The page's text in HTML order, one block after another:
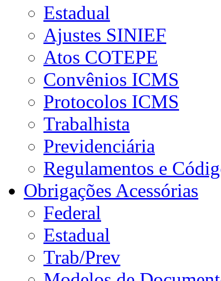
Estadual
Ajustes SINIEF
Atos COTEPE
Convênios ICMS
Protocolos ICMS
Trabalhista
Previdenciária
Regulamentos e
Obrigações Acessórias
Federal
Estadual
Trab/Prev